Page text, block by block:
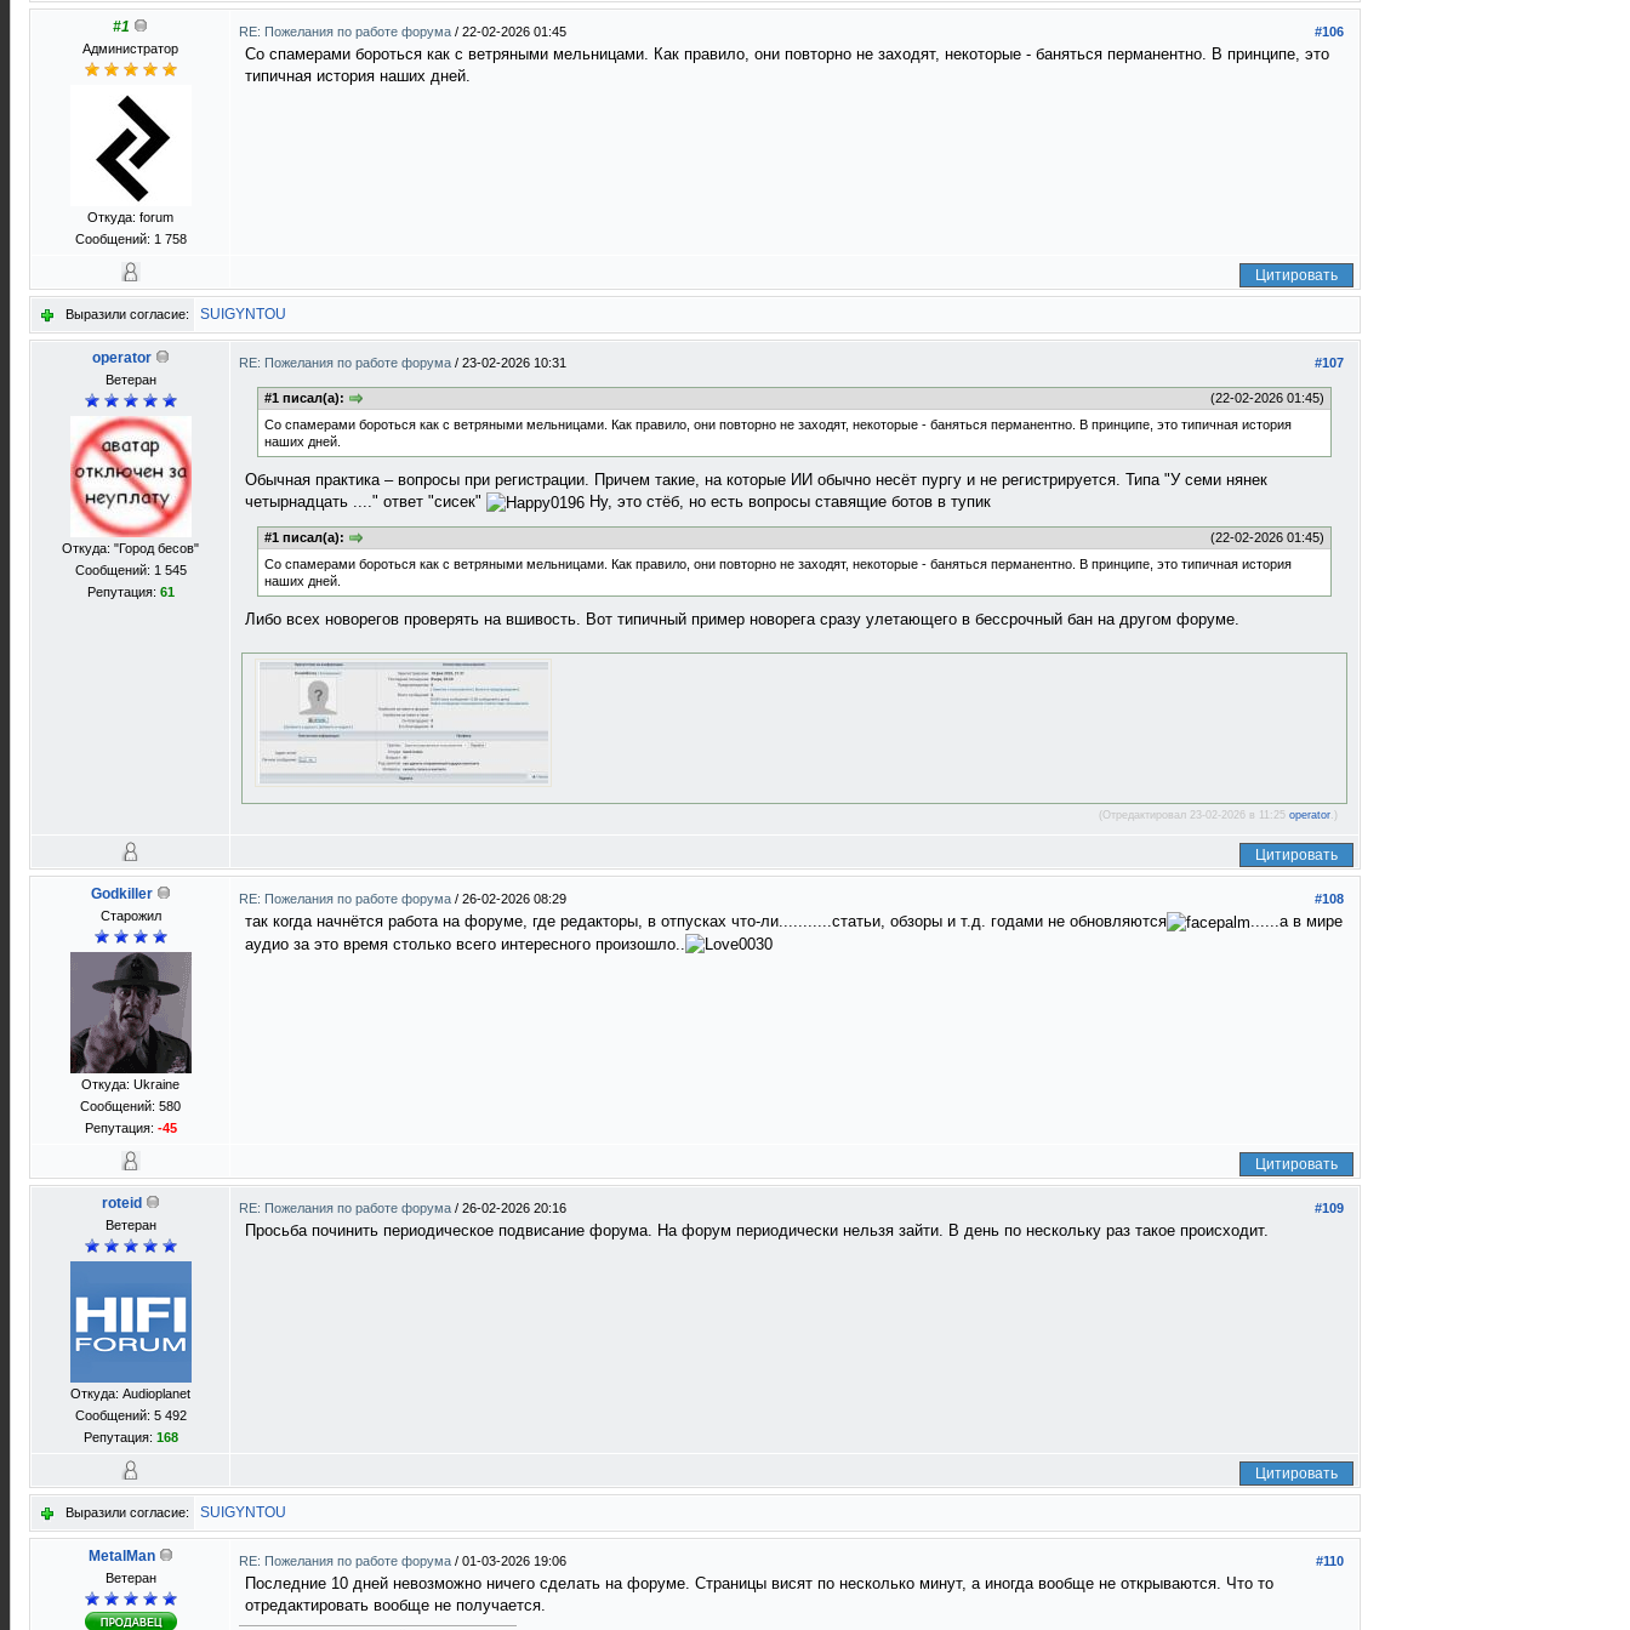
#1
Администратор
Откуда: forum
Сообщений: 1 758
#106
RE: Пожелания по работе форума / 22-02-2026 01:45
Со спамерами бороться как с ветряными мельницами. Как правило, они повторно не заходят, некоторые - баняться перманентно. В принципе, это
типичная история наших дней.
Цитировать
Выразили согласие: SUIGYNTOU
operator
Ветеран
Откуда: "Город бесов"
Сообщений: 1 545
Репутация: 61
#107
RE: Пожелания по работе форума / 23-02-2026 10:31
(22-02-2026 01:45)
#1 писал(а):
Со спамерами бороться как с ветряными мельницами. Как правило, они повторно не заходят, некоторые - баняться перманентно. В принципе, это типичная история
наших дней.
Обычная практика – вопросы при регистрации. Причем такие, на которые ИИ обычно несёт пургу и не регистрируется. Типа "У семи нянек
четырнадцать ...." ответ "сисек"
Ну, это стёб, но есть вопросы ставящие ботов в тупик
(22-02-2026 01:45)
#1 писал(а):
Со спамерами бороться как с ветряными мельницами. Как правило, они повторно не заходят, некоторые - баняться перманентно. В принципе, это типичная история
наших дней.
Либо всех новорегов проверять на вшивость. Вот типичный пример новорега сразу улетающего в бессрочный бан на другом форуме.
(Отредактировал 23-02-2026 в 11:25 operator.)
Цитировать
Godkiller
Старожил
Откуда: Ukraine
Сообщений: 580
Репутация: -45
#108
RE: Пожелания по работе форума / 26-02-2026 08:29
так когда начнётся работа на форуме, где редакторы, в отпусках что-ли...........статьи, обзоры и т.д. годами не обновляются
......а в мире
аудио за это время столько всего интересного произошло..
Цитировать
roteid
Ветеран
Откуда: Audioplanet
Сообщений: 5 492
Репутация: 168
#109
RE: Пожелания по работе форума / 26-02-2026 20:16
Просьба починить периодическое подвисание форума. На форум периодически нельзя зайти. В день по нескольку раз такое происходит.
Цитировать
Выразили согласие: SUIGYNTOU
MetalMan
Ветеран
#110
RE: Пожелания по работе форума / 01-03-2026 19:06
Последние 10 дней невозможно ничего сделать на форуме. Страницы висят по несколько минут, а иногда вообще не открываются. Что то
отредактировать вообще не получается.